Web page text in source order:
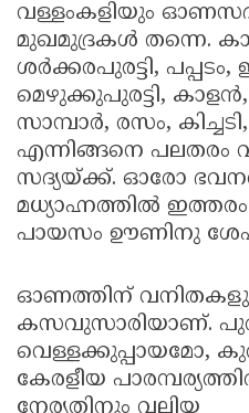
വള്ളംകളിയും
മുഖമുദ്രകള്‍ തന്നെ.
ശര്‍ക്കരപുരട്ടി,
മെഴുക്കുപുരട്ടി,
സാമ്പാര്‍, രസം,
എന്നിങ്ങനെ പലതരം
സദ്യയ്ക്ക്. ഓരോ
മധ്യാഹ്നത്തില്‍
പായസം ഊണിനു
ഓണത്തിന്
കസവുസാരിയാണ്.
വെള്ളക്കുപ്പായമോ,
കേരളീയ